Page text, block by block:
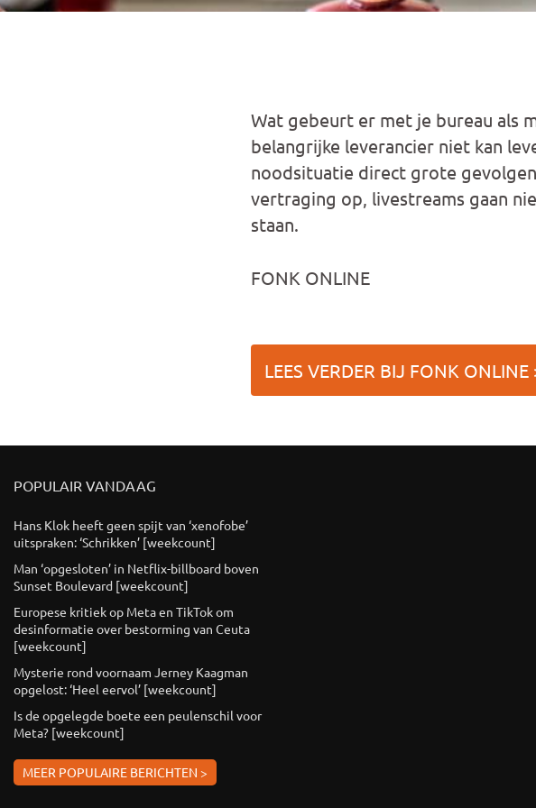
Wat gebeurt er met je bureau als
belangrijke leverancier niet kan
noodsituatie direct grote
vertraging op, livestreams gaan
staan.
FONK ONLINE
LEES VERDER BIJ FONK ONLINE
POPULAIR VANDAAG
Hans Klok heeft geen spijt van ‘xenofobe’
uitspraken: ‘Schrikken’ [weekcount]
Man ‘opgesloten’ in Netflix-billboard boven
Sunset Boulevard [weekcount]
Europese kritiek op Meta en TikTok om
desinformatie over bestorming van Ceuta
[weekcount]
Mysterie rond voornaam Jerney Kaagman
opgelost: ‘Heel eervol’ [weekcount]
Is de opgelegde boete een peulenschil voor
Meta? [weekcount]
MEER POPULAIRE BERICHTEN >